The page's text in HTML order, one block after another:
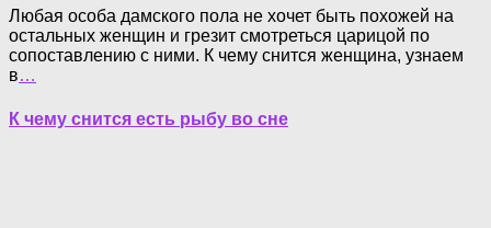
Любая особа дамского пола не хочет быть похожей на
остальных женщин и грезит смотреться царицой по
сопоставлению с ними. К чему снится женщина, узнаем
в…
К чему снится есть рыбу во сне